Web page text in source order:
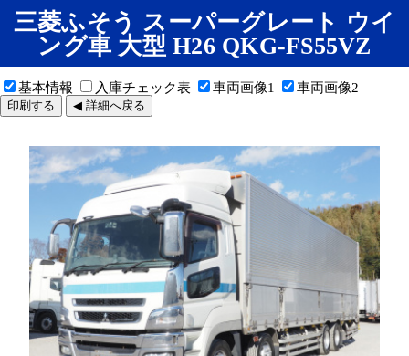
三菱ふそう スーパーグレート ウイ
ング車 大型 H26 QKG-FS55VZ
基本情報 入庫チェック表 車両画像1 車両画像2
印刷する ◀ 詳細へ戻る